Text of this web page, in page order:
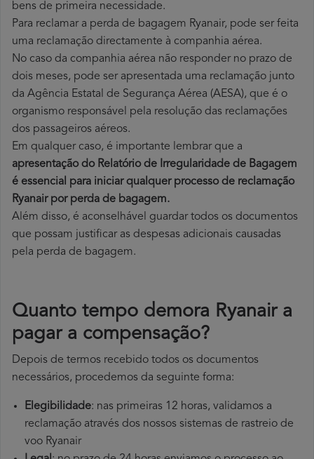
bens de primeira necessidade.
Para reclamar a perda de bagagem Ryanair, pode ser feita
uma reclamação directamente à companhia aérea.
No caso da companhia aérea não responder no prazo de
dois meses, pode ser apresentada uma reclamação junto
da Agência Estatal de Segurança Aérea (AESA), que é o
organismo responsável pela resolução das reclamações
dos passageiros aéreos.
Em qualquer caso, é importante lembrar que a
apresentação do Relatório de Irregularidade de Bagagem
é essencial para iniciar qualquer processo de reclamação
Ryanair por perda de bagagem.
Além disso, é aconselhável guardar todos os documentos
que possam justificar as despesas adicionais causadas
pela perda de bagagem.
Quanto tempo demora Ryanair a
pagar a compensação?
Depois de termos recebido todos os documentos
necessários, procedemos da seguinte forma:
Elegibilidade: nas primeiras 12 horas, validamos a
reclamação através dos nossos sistemas de rastreio de
voo Ryanair